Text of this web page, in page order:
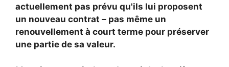
actuellement pas prévu qu'ils lui proposent
un nouveau contrat – pas même un
renouvellement à court terme pour préserver
une partie de sa valeur.